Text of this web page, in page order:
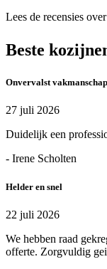
Lees de recensies over
Beste
Onvervalst vakmanschap
27 juli 2026
Duidelijk een
- Irene Scholten
Helder en snel
22 juli 2026
We hebben raad
offerte. Zorgvuldig